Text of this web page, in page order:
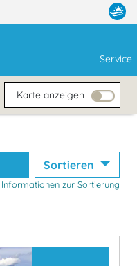
Service
Karte anzeigen
Sortieren
Informationen zur Sortierung